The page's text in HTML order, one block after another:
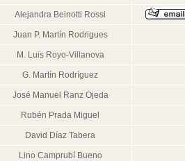
Alejandra Beinotti Rossi
Juan P. Martín Rodrigues
M. Luis Royo-Villanova
G. Martín Rodríguez
José Manuel Ranz Ojeda
Rubén Prada Miguel
David Díaz Tabera
Lino Camprubí Bueno